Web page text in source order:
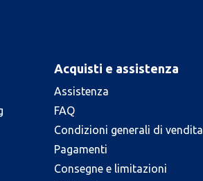
Acquisti e assistenza
Assistenza
FAQ
Condizioni generali di vendita
Pagamenti
Consegne e limitazioni